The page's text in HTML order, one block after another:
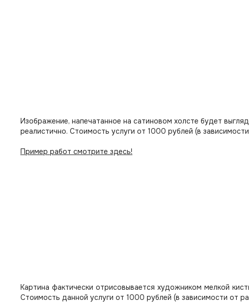
Изображение, напечатанное на сатиновом холсте будет
реалистично. Стоимость услуги от 1000 рублей (в
Пример работ смотрите здесь!
Картина фактически отрисовывается художником мелкой
Стоимость данной услуги от 1000 рублей (в зависимости от